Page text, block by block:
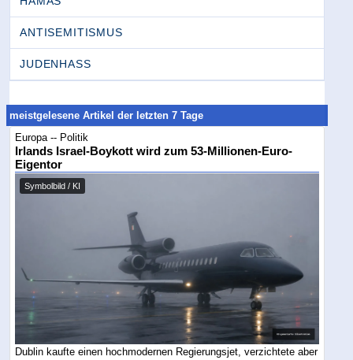
ANTISEMITISMUS
JUDENHASS
meistgelesene Artikel der letzten 7 Tage
Europa -- Politik
Irlands Israel-Boykott wird zum 53-Millionen-Euro-
Eigentor
Symbolbild / KI
Dublin kaufte einen hochmodernen Regierungsjet, verzichtete aber